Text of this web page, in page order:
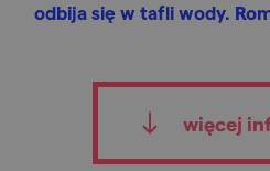
odbija się w tafli wody.
więcej